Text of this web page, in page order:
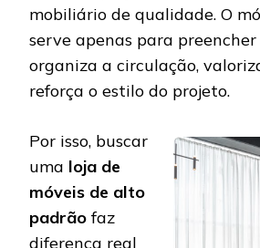
mobiliário de qualidade. O
serve apenas para preencher
organiza a circulação,
reforça o estilo do projeto.
Por isso, buscar
uma loja de
móveis de alto
padrãofaz
diferença real